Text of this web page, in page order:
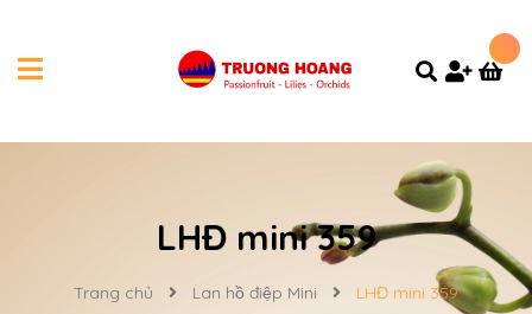
LHĐ mini 359
Trang chủ Lan hồ điệp Mini LHĐ mini 359